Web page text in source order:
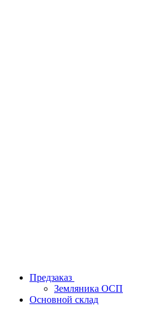
Предзаказ
Земляника ОСП
Основной склад